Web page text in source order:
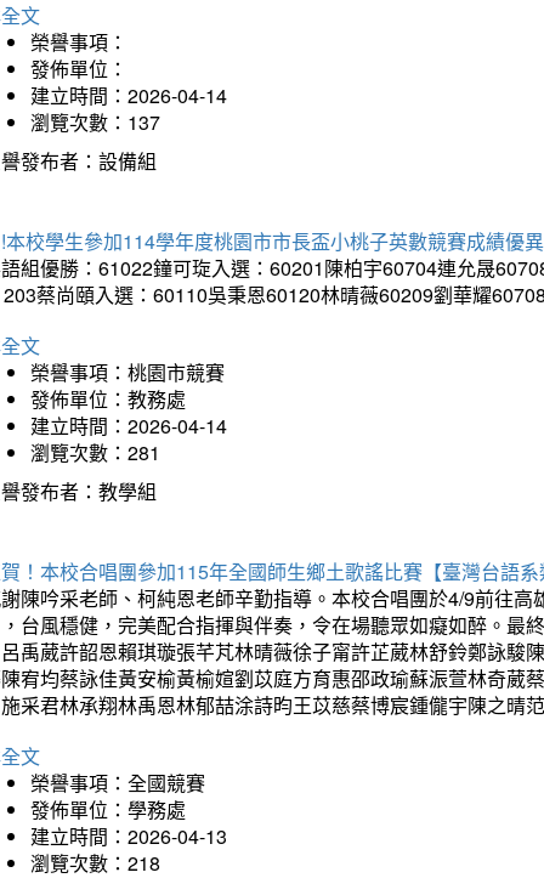
文
榮譽事項：
發佈單位：
建立時間：2026-04-14
瀏覽次數：137
發布者：設備組
本校學生參加114學年度桃園市市長盃小桃子英數競賽成績優
組優勝：61022鐘可琁入選：60201陳柏宇60704連允晟
蔡尚頤入選：60110吳秉恩60120林晴薇60209劉華耀
文
榮譽事項：桃園市競賽
發佈單位：教務處
建立時間：2026-04-14
瀏覽次數：281
發布者：教學組
！本校合唱團參加115年全國師生鄉土歌謠比賽【臺灣台語
陳吟采老師、柯純恩老師辛勤指導。本校合唱團於4/9前往
台風穩健，完美配合指揮與伴奏，令在場聽眾如癡如醉。最
禹葳許韶恩賴琪璇張芊芃林晴薇徐子甯許芷葳林舒鈴鄭詠駿
宥均蔡詠佳黃安榆黃榆媗劉苡庭方育惠邵政瑜蘇浱萱林奇葳
采君林承翔林禹恩林郁喆涂詩昀王苡慈蔡博宸鍾儱宇陳之晴
文
榮譽事項：全國競賽
發佈單位：學務處
建立時間：2026-04-13
瀏覽次數：218